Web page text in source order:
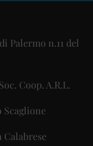
Palermo n.11 del
Coop. A.R.L.